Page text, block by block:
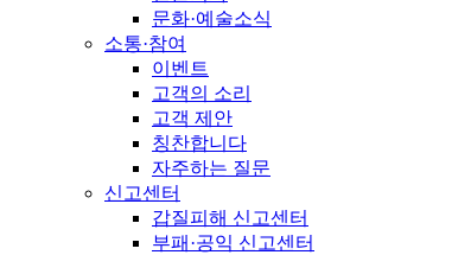
문화·예술소식
소통·참여
이벤트
고객의 소리
고객 제안
칭찬합니다
자주하는 질문
신고센터
갑질피해 신고센터
부패·공익 신고센터